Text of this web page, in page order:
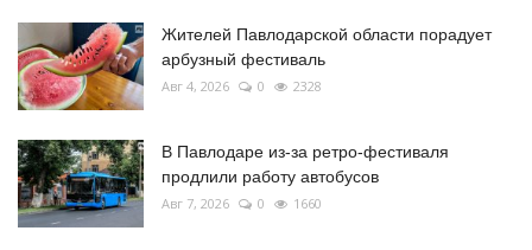
Жителей Павлодарской области порадует
арбузный фестиваль
Авг 4, 2026 0 2328
В Павлодаре из-за ретро-фестиваля
продлили работу автобусов
Авг 7, 2026 0 1660